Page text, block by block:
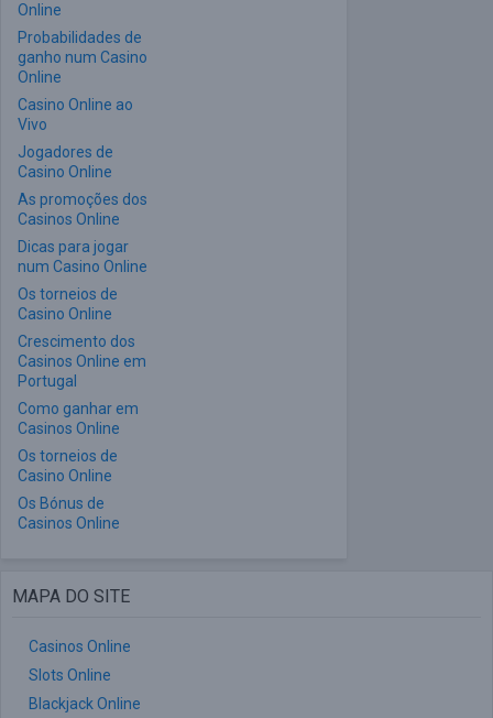
Online
Probabilidades de
ganho num Casino
Online
Casino Online ao
Vivo
Jogadores de
Casino Online
As promoções dos
Casinos Online
Dicas para jogar
num Casino Online
Os torneios de
Casino Online
Crescimento dos
Casinos Online em
Portugal
Como ganhar em
Casinos Online
Os torneios de
Casino Online
Os Bónus de
Casinos Online
MAPA DO SITE
Casinos Online
Slots Online
Blackjack Online